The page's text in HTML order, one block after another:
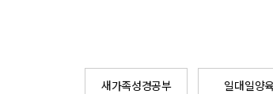
새가족성경공부 일대일양